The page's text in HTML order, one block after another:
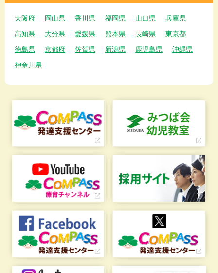
大阪府 岡山県 香川県 福岡県 山口県
兵庫県
高知県
大分県 愛媛県 熊本県 長崎県
東京都
徳島県
京都府 佐賀県 新潟県 鹿児島県
沖縄県
神奈川県